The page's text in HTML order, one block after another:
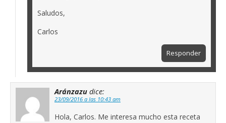
Saludos,
Carlos
Responder
Aránzazu dice:
23/09/2016 a las 10:43 am
Hola, Carlos. Me interesa mucho esta receta